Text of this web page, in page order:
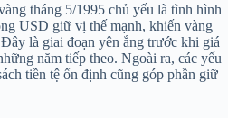
tháng 5/1995 chủ yếu là tình hình
USD giữ vị thế mạnh, khiến vàng
là giai đoạn yên ắng trước khi giá
năm tiếp theo. Ngoài ra, các yếu
tiền tệ ổn định cũng góp phần giữ